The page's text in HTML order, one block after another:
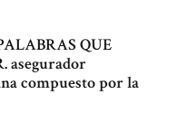
QUE
asegurador
compuesto por la